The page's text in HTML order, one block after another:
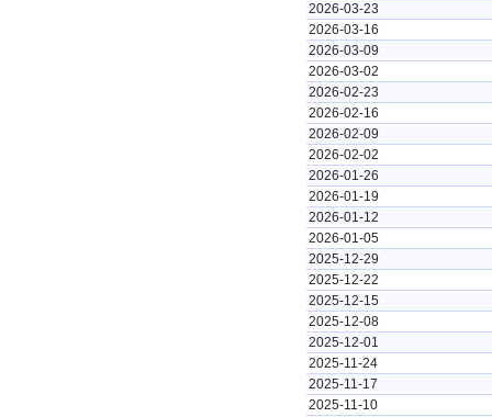
2026-03-23
2026-03-16
2026-03-09
2026-03-02
2026-02-23
2026-02-16
2026-02-09
2026-02-02
2026-01-26
2026-01-19
2026-01-12
2026-01-05
2025-12-29
2025-12-22
2025-12-15
2025-12-08
2025-12-01
2025-11-24
2025-11-17
2025-11-10